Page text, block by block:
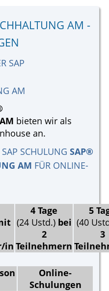
AM -
SAP
AM
bieten wir als
an.
SCHULUNG SAP®
AM FÜR ONLINE-
in
4 Tage
(24 Ustd.) bei
2
Teilnehmern
5
(40
3
Online-
Schulungen